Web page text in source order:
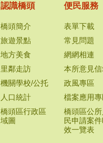
認識橋頭
橋頭簡介
旅遊景點
地方美食
里鄰走訪
機關學校/公托
人口統計
橋頭區行政區
域圖
便民服務
表單下載
常見問題
網網相連
本所意見
政風專區
檔案應用
橋頭區公
民申請案
效一覽表